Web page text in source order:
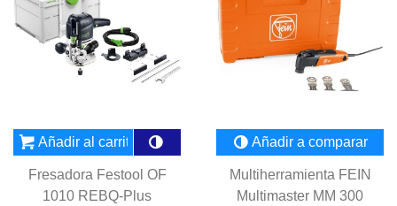
Añadir al carrito
Fresadora Festool OF
1010 REBQ-Plus
Añadir a comparar
Multiherramienta FEIN
Multimaster MM 300